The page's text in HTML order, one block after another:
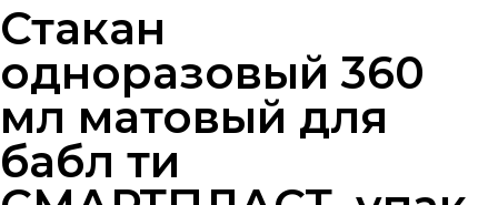
Стакан
одноразовый 360
мл матовый для
бабл ти